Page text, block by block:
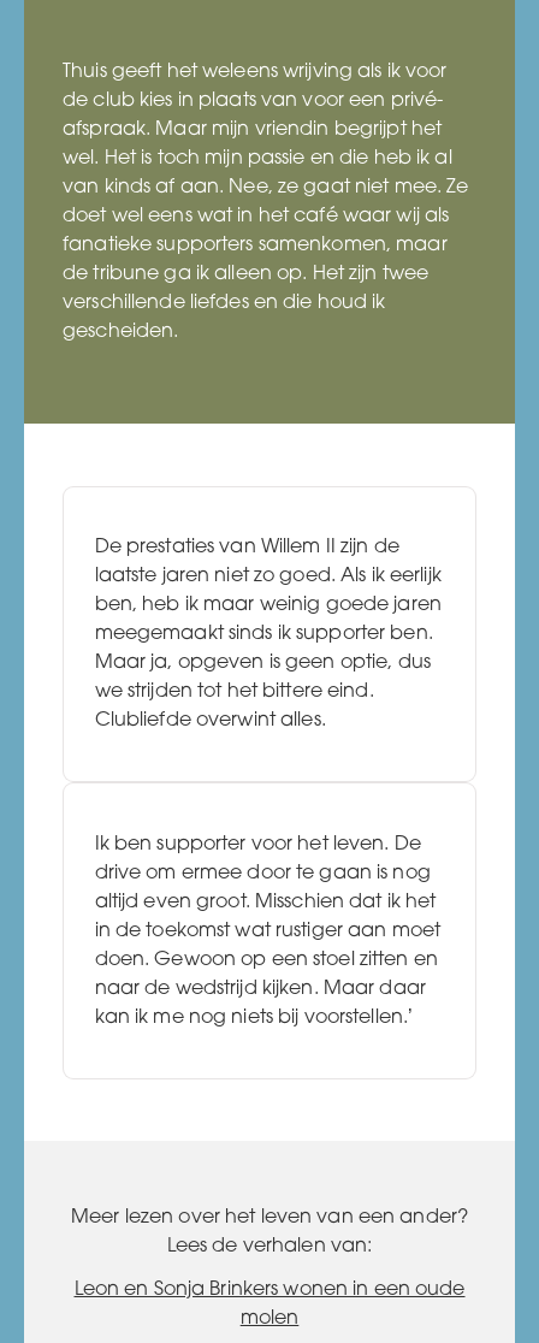
Thuis geeft het weleens wrijving als ik voor
de club kies in plaats van voor een privé-
afspraak. Maar mijn vriendin begrijpt het
wel. Het is toch mijn passie en die heb ik al
van kinds af aan. Nee, ze gaat niet mee. Ze
doet wel eens wat in het café waar wij als
fanatieke supporters samenkomen, maar
de tribune ga ik alleen op. Het zijn twee
verschillende liefdes en die houd ik
gescheiden.
De prestaties van Willem II zijn de
laatste jaren niet zo goed. Als ik eerlijk
ben, heb ik maar weinig goede jaren
meegemaakt sinds ik supporter ben.
Maar ja, opgeven is geen optie, dus
we strijden tot het bittere eind.
Clubliefde overwint alles.
Ik ben supporter voor het leven. De
drive om ermee door te gaan is nog
altijd even groot. Misschien dat ik het
in de toekomst wat rustiger aan moet
doen. Gewoon op een stoel zitten en
naar de wedstrijd kijken. Maar daar
kan ik me nog niets bij voorstellen.’
Meer lezen over het leven van een ander?
Lees de verhalen van:
Leon en Sonja Brinkers wonen in een oude
molen